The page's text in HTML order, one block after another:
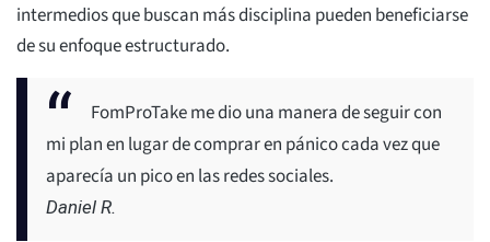
intermedios que buscan más disciplina pueden beneficiarse
de su enfoque estructurado.
FomProTake me dio una manera de seguir con
mi plan en lugar de comprar en pánico cada vez que
aparecía un pico en las redes sociales.
Daniel R.